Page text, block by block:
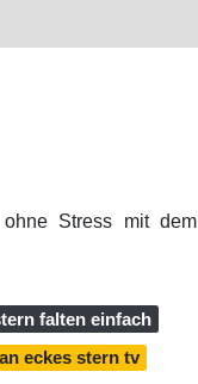
Stress mit dem
falten einfach
eckes stern tv